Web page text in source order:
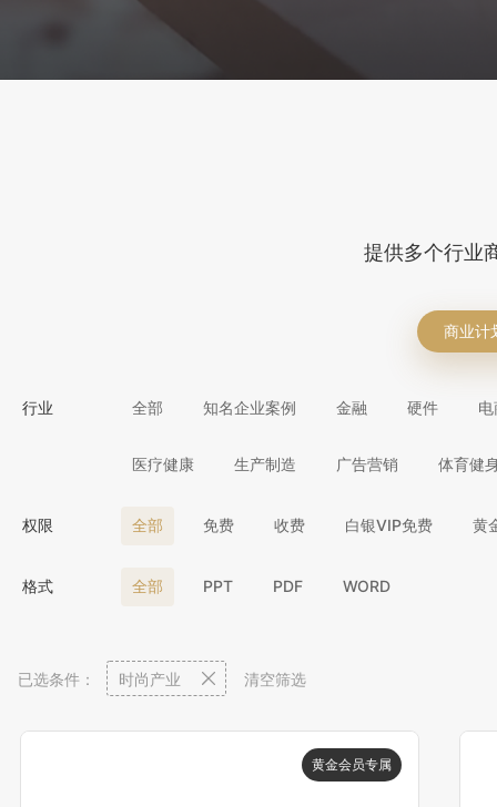
提供多个行业
商业计
行业 全部 知名企业案例 金融 硬件
医疗健康 生产制造 广告营销 体育健
权限 全部 免费 收费 白银VIP免费 黄
格式 全部 PPT PDF WORD
已选条件： 时尚产业 清空筛选